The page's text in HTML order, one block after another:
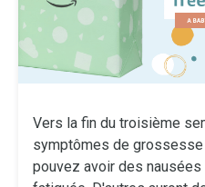
Vers la fin du troisième
symptômes de grossesse
pouvez avoir des